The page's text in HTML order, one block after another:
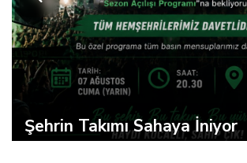
Hürriyet Sağlık-Sen'den